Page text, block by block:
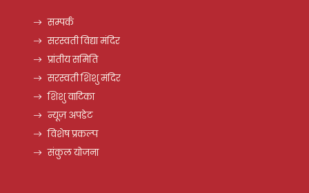
सम्पर्क
सरस्वती विद्या मंदिर
प्रांतीय समिति
सरस्वती शिशु मंदिर
शिशु वाटिका
न्यूज़ अपडेट
विशेष प्रकल्प
संकुल योजना